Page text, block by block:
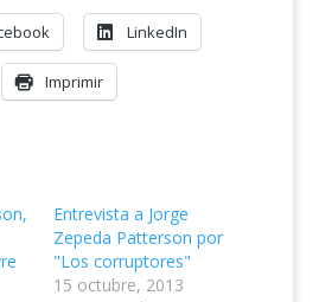
LinkedIn
Imprimir
Entrevista a Jorge
Zepeda Patterson por
"Los corruptores"
15 octubre, 2013